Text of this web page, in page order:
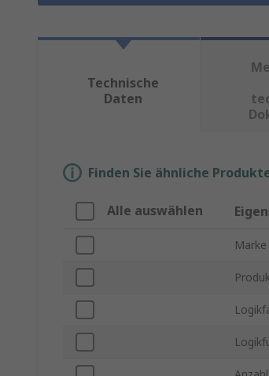
Technische
Daten
Finden Sie ähnliche
Alle auswählen
Marke